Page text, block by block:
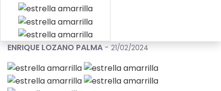
ENRIQUE LOZANO PALMA - 21/02/2024